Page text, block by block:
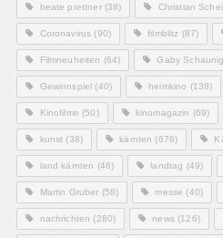
beate prettner(38) Christian
Coronavirus (90) filmblitz (87)
Filmneuheiten (64) Gaby Schaunig
Gewinnspiel (40) heimkino (138)
Kinofilme (50) kinomagazin (69)
kunst (38) kärnten (676)
land kärnten (46) landtag (49)
Martin Gruber (58) messe (40)
nachrichten (280) news(126)